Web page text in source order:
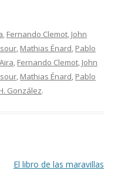
, Fernando Clemot, John
, Mathias Énard, Pablo
, Fernando Clemot, John
, Mathias Énard, Pablo
González.
El libro de las maravillas